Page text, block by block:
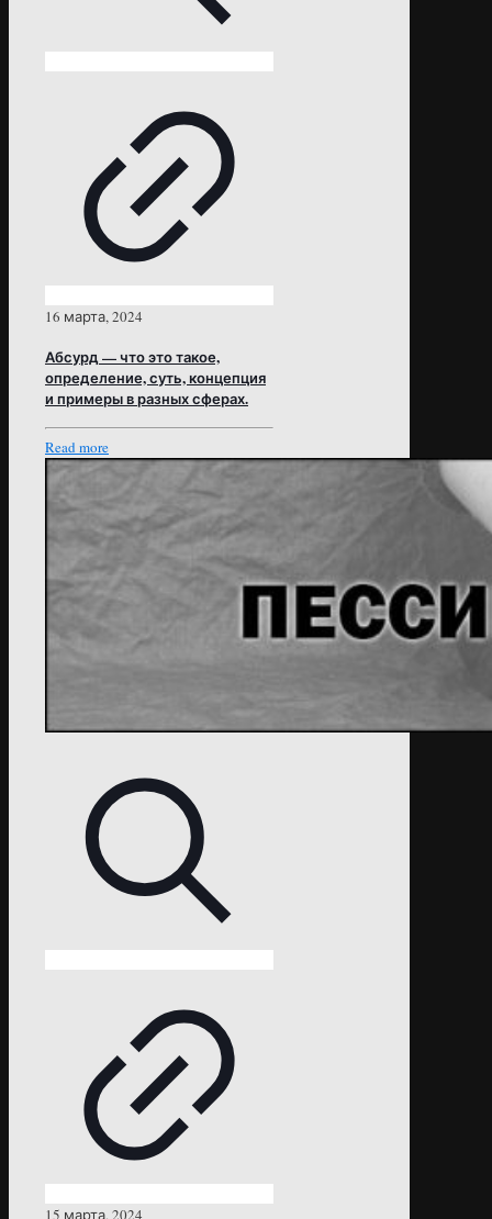
16 марта, 2024
Абсурд — что это такое,
определение, суть, концепция
и примеры в разных сферах.
Read more
15 марта, 2024